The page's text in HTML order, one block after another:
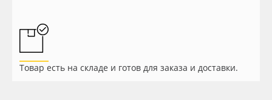
Оплата
Чернила
Товар есть на складе и готов для заказа и доставки.